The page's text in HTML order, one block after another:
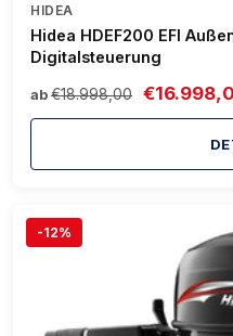
HIDEA
Hidea HDEF200 EFI
Digitalsteuerung
ab €18.998,00
-12%